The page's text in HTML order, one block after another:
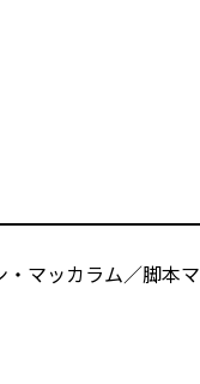
・マッカラム／脚本